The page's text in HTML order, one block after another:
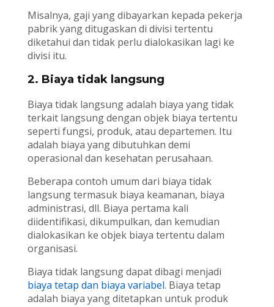
Misalnya, gaji yang dibayarkan kepada pekerja
pabrik yang ditugaskan di divisi tertentu
diketahui dan tidak perlu dialokasikan lagi ke
divisi itu.
2. Biaya tidak langsung
Biaya tidak langsung adalah biaya yang tidak
terkait langsung dengan objek biaya tertentu
seperti fungsi, produk, atau departemen. Itu
adalah biaya yang dibutuhkan demi
operasional dan kesehatan perusahaan.
Beberapa contoh umum dari biaya tidak
langsung termasuk biaya keamanan, biaya
administrasi, dll. Biaya pertama kali
diidentifikasi, dikumpulkan, dan kemudian
dialokasikan ke objek biaya tertentu dalam
organisasi.
Biaya tidak langsung dapat dibagi menjadi
biaya tetap dan biaya variabel. Biaya tetap
adalah biaya yang ditetapkan untuk produk